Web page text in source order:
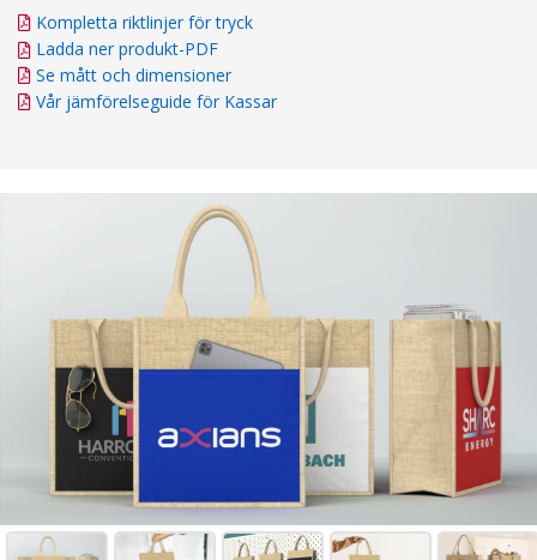
Kompletta riktlinjer för tryck
Ladda ner produkt-PDF
Se mått och dimensioner
Vår jämförelseguide för Kassar